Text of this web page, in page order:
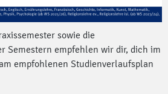
sowie die
Semestern empfehlen wir dir, dich im
empfohlenen Studienverlaufsplan